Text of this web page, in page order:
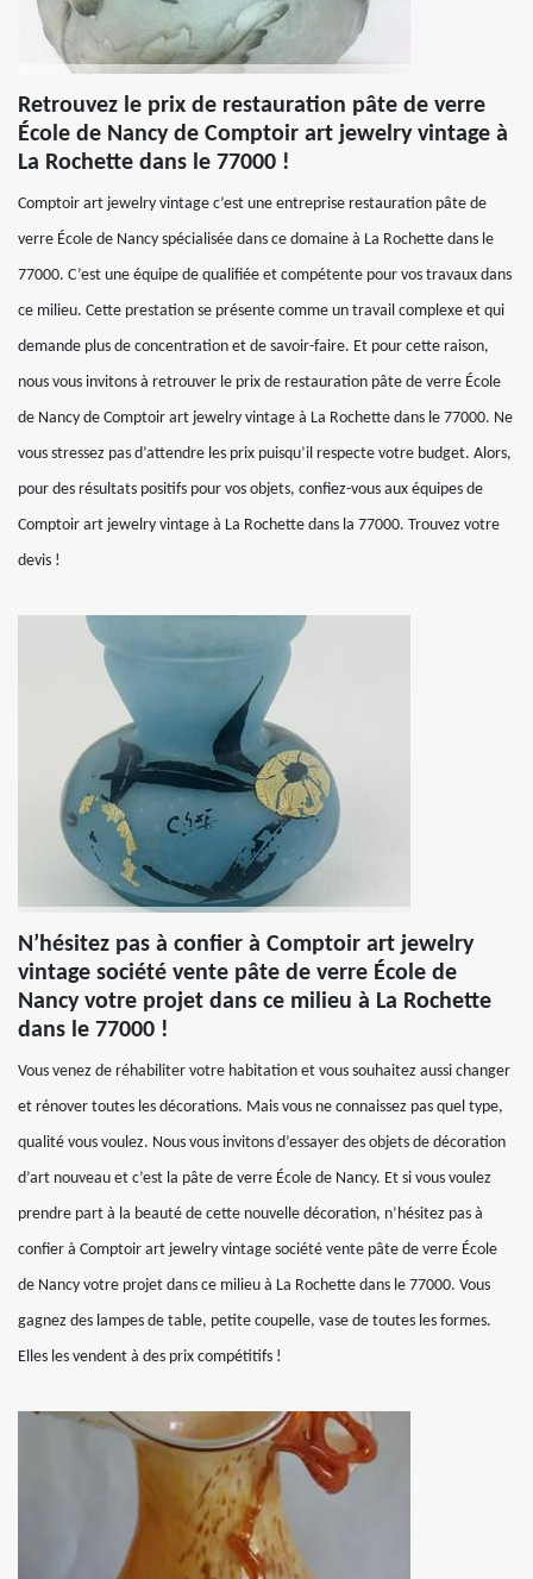
Retrouvez le prix de restauration pâte de verre
École de Nancy de Comptoir art jewelry vintage à
La Rochette dans le 77000 !
Comptoir art jewelry vintage c’est une entreprise restauration pâte de
verre École de Nancy spécialisée dans ce domaine à La Rochette dans le
77000. C’est une équipe de qualifiée et compétente pour vos travaux dans
ce milieu. Cette prestation se présente comme un travail complexe et qui
demande plus de concentration et de savoir-faire. Et pour cette raison,
nous vous invitons à retrouver le prix de restauration pâte de verre École
de Nancy de Comptoir art jewelry vintage à La Rochette dans le 77000. Ne
vous stressez pas d’attendre les prix puisqu’il respecte votre budget. Alors,
pour des résultats positifs pour vos objets, confiez-vous aux équipes de
Comptoir art jewelry vintage à La Rochette dans la 77000. Trouvez votre
devis !
N’hésitez pas à confier à Comptoir art jewelry
vintage société vente pâte de verre École de
Nancy votre projet dans ce milieu à La Rochette
dans le 77000 !
Vous venez de réhabiliter votre habitation et vous souhaitez aussi changer
et rénover toutes les décorations. Mais vous ne connaissez pas quel type,
qualité vous voulez. Nous vous invitons d’essayer des objets de décoration
d’art nouveau et c’est la pâte de verre École de Nancy. Et si vous voulez
prendre part à la beauté de cette nouvelle décoration, n’hésitez pas à
confier à Comptoir art jewelry vintage société vente pâte de verre École
de Nancy votre projet dans ce milieu à La Rochette dans le 77000. Vous
gagnez des lampes de table, petite coupelle, vase de toutes les formes.
Elles les vendent à des prix compétitifs !